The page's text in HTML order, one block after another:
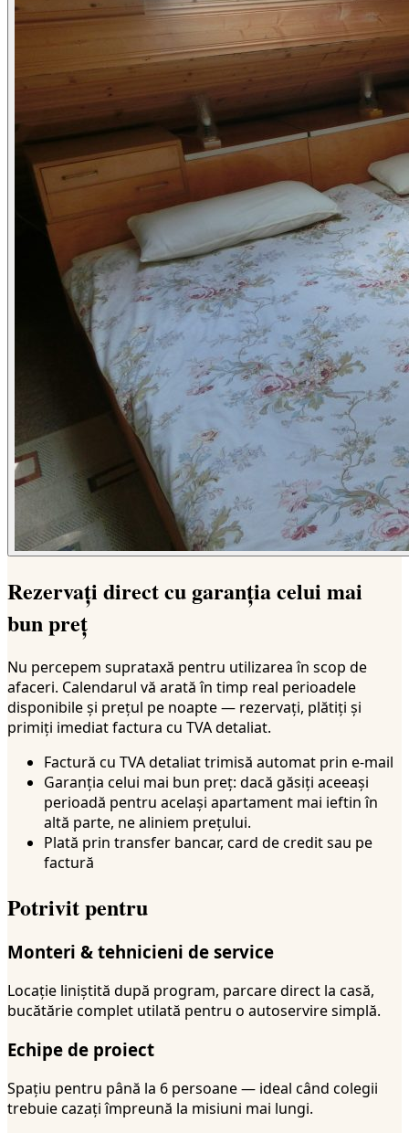
Rezervați direct cu garanția celui mai
bun preț
Nu percepem suprataxă pentru utilizarea în scop de
afaceri. Calendarul vă arată în timp real perioadele
disponibile și prețul pe noapte — rezervați, plătiți și
primiți imediat factura cu TVA detaliat.
Factură cu TVA detaliat trimisă automat prin e-mail
Garanția celui mai bun preț: dacă găsiți aceeași
perioadă pentru același apartament mai ieftin în
altă parte, ne aliniem prețului.
Plată prin transfer bancar, card de credit sau pe
factură
Potrivit pentru
Monteri & tehnicieni de service
Locație liniștită după program, parcare direct la casă,
bucătărie complet utilată pentru o autoservire simplă.
Echipe de proiect
Spațiu pentru până la 6 persoane — ideal când colegii
trebuie cazați împreună la misiuni mai lungi.